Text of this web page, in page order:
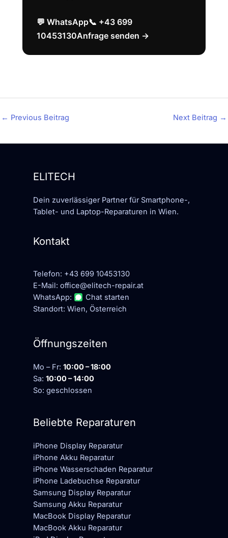
💬 WhatsApp📞 +43 699
10453130Anfrage senden →
← Previous Beitrag Next Beitrag →
ELITECH
Dein zuverlässiger Partner für Smartphone-,
Tablet- und Laptop-Reparaturen in Wien.
Kontakt
Telefon: +43 699 10453130
E-Mail: office@elitech-repair.at
WhatsApp:
Chat starten
Standort: Wien, Österreich
Öffnungszeiten
Mo – Fr: 10:00 – 18:00
Sa: 10:00 – 14:00
So: geschlossen
Beliebte Reparaturen
iPhone Display Reparatur
iPhone Akku Reparatur
iPhone Wasserschaden Reparatur
iPhone Ladebuchse Reparatur
Samsung Display Reparatur
Samsung Akku Reparatur
MacBook Display Reparatur
MacBook Akku Reparatur